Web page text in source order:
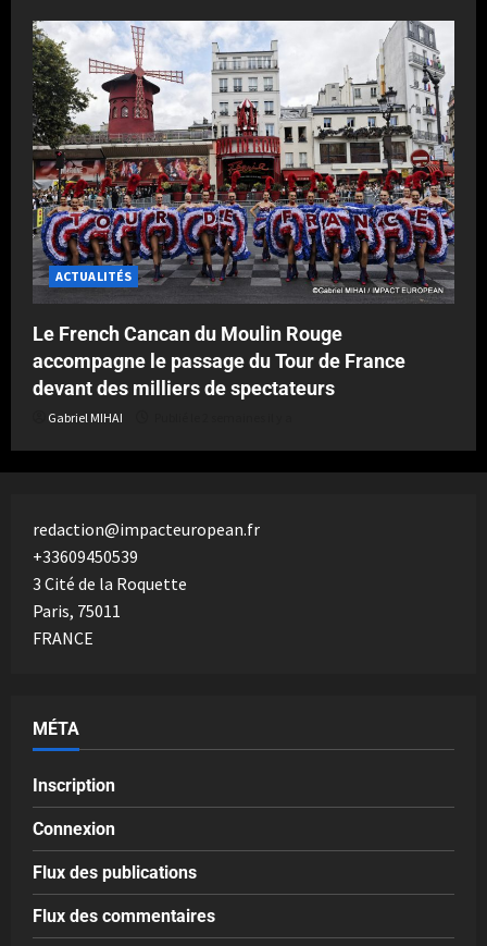
ACTUALITÉS
Le French Cancan du Moulin Rouge
accompagne le passage du Tour de France
devant des milliers de spectateurs
Gabriel MIHAI
redaction@impacteuropean.fr
+33609450539
3 Cité de la Roquette
Paris, 75011
FRANCE
MÉTA
Inscription
Connexion
Flux des publications
Flux des commentaires